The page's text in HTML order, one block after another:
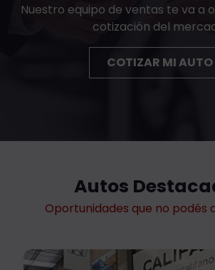
Nuestro equipo de ventas te va a
cotización del
COTIZAR MI AUTO
Autos
Oportunidades que no podés